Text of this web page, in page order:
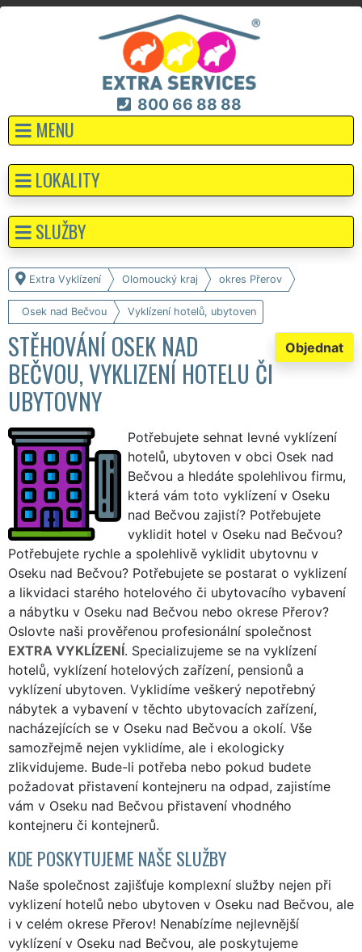
800 66 88 88
MENU
Extra Vyklízení Olomoucký kraj okres Přerov
Osek nad Bečvou Vyklízení hotelů, ubytoven
Objednat
STĚHOVÁNÍ OSEK NAD
BEČVOU, VYKLIZENÍ HOTELU ČI
UBYTOVNY
Potřebujete sehnat levné vyklízení
hotelů, ubytoven v obci Osek nad
Bečvou a hledáte spolehlivou firmu,
která vám toto vyklízení v Oseku
nad Bečvou zajistí? Potřebujete
vyklidit hotel v Oseku nad Bečvou?
Potřebujete rychle a spolehlivě vyklidit ubytovnu v
Oseku nad Bečvou? Potřebujete se postarat o vyklizení
a likvidaci starého hotelového či ubytovacího vybavení
a nábytku v Oseku nad Bečvou nebo okrese Přerov?
Oslovte naši prověřenou profesionální společnost
EXTRA VYKLÍZENÍ. Specializujeme se na vyklízení
hotelů, vyklízení hotelových zařízení, pensionů a
vyklízení ubytoven. Vyklidíme veškerý nepotřebný
nábytek a vybavení v těchto ubytovacích zařízení,
nacházejících se v Oseku nad Bečvou a okolí. Vše
samozřejmě nejen vyklidíme, ale i ekologicky
zlikvidujeme. Bude-li potřeba nebo pokud budete
požadovat přistavení kontejneru na odpad, zajistíme
vám v Oseku nad Bečvou přistavení vhodného
kontejneru či kontejnerů.
KDE POSKYTUJEME NAŠE SLUŽBY
Naše společnost zajišťuje komplexní služby nejen při
vyklizení hotelů nebo ubytoven v Oseku nad Bečvou, ale
i v celém okrese Přerov! Nenabízíme nejlevnější
vyklízení v Oseku nad Bečvou, ale poskytujeme
LOKALITY
SLUŽBY